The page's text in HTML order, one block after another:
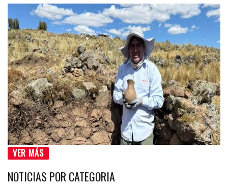
VER MÁS
NOTICIAS POR CATEGORIA